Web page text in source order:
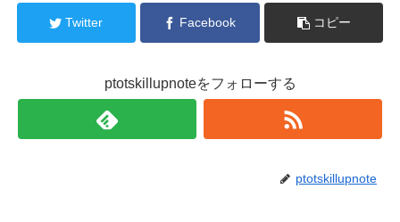
Twitter Facebook コピー
ptotskillupnoteをフォローする
ptotskillupnote